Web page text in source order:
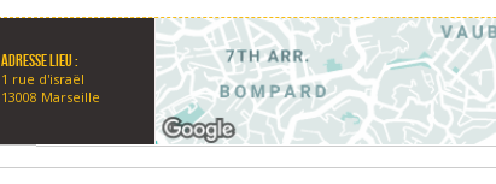
Adresse lieu :
1 rue d'israël
13008 Marseille